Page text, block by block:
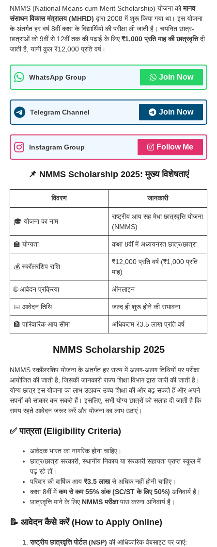
NMMS (National Means cum Merit Scholarship) योजना कोमानव
संसाधन विकास मंत्रालय (MHRD) द्वारा 2008 में शुरू किया गया था। इस योजना
के अंतर्गत हर वर्ष 8वीं कक्षा के विद्यार्थियों की परीक्षा ली जाती है। चयनित छात्र-
छात्राओं को 9वीं से 12वीं तक की पढ़ाई के लिए₹1,000 प्रति माह की छात्रवृत्तिदी
जाती है, यानी कुल ₹12,000 प्रति वर्ष।
WhatsApp Group Join Now
Telegram Channel Join Now
Instagram Group Follow Me
📌 NMMS Scholarship 2025: मुख्य विशेषताएं
विवरण जानकारी
🎓 योजना का नाम
राष्ट्रीय आय सह मेधा छात्रवृत्ति योजना
(NMMS)
🏫 योग्यता कक्षा 8वीं में अध्ययनरत छात्र/छात्रा
💰 स्कॉलरशिप राशि
₹12,000 प्रति वर्ष (₹1,000 प्रति
माह)
🌐 आवेदन प्रक्रिया ऑनलाइन
📅 आवेदन तिथि जल्द ही शुरू होने की संभावना
🏦 पारिवारिक आय सीमा अधिकतम ₹3.5 लाख प्रति वर्ष
NMMS Scholarship 2025
NMMS स्कॉलरशिप योजना के अंतर्गत हर राज्य में अलग-अलग तिथियों पर परीक्षा
आयोजित की जाती है, जिसकी जानकारी राज्य शिक्षा विभाग द्वारा जारी की जाती है।
योग्य छात्र इस योजना का लाभ उठाकर उच्च शिक्षा की ओर बढ़ सकते हैं और अपने
सपनों को साकार कर सकते हैं। इसलिए, सभी योग्य छात्रों को सलाह दी जाती है कि
समय रहते आवेदन जरूर करें और योजना का लाभ उठाएं।
✅ पात्रता (Eligibility Criteria)
आवेदक भारत का नागरिक होना चाहिए।
छात्र/छात्रा सरकारी, स्थानीय निकाय या सरकारी सहायता प्राप्त स्कूल में
पढ़ रहे हों।
परिवार की वार्षिक आय ₹3.5 लाखसे अधिक नहीं होनी चाहिए।
कक्षा 8वीं मेंकम से कम 55% अंक (SC/ST के लिए 50%) अनिवार्य हैं।
छात्रवृत्ति पाने के लिए NMMS परीक्षापास करना अनिवार्य है।
📝 आवेदन कैसे करें (How to Apply Online)
राष्ट्रीय छात्रवृत्ति पोर्टल (NSP) की आधिकारिक वेबसाइट पर जाएं: